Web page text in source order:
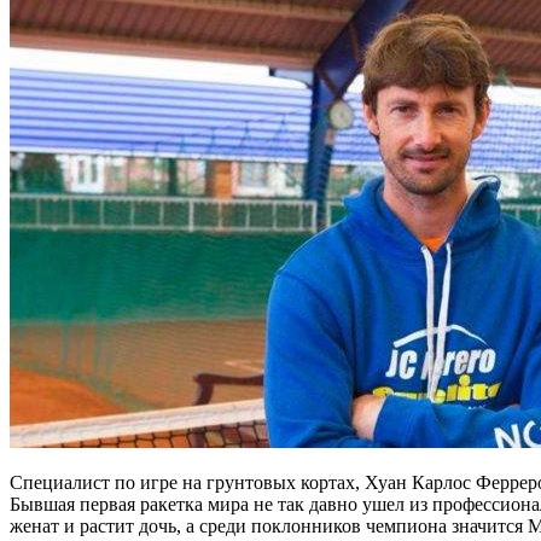
Специалист по игре на грунтовых кортах, Хуан Карлос
Бывшая первая ракетка мира не так давно ушел из
женат и растит дочь, а среди поклонников чемпиона значится